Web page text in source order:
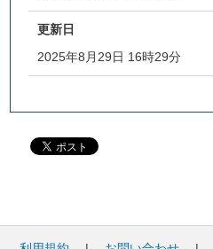
更新日
2025年8月29日 16時29分